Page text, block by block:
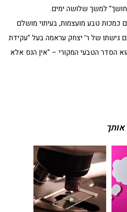
חושך" למשך שלושה ימים.
כמכות טבע מועצמות, בעיתוי מושלם
גישתו של ר' יצחק עראמה בעל "עקידת
הסדר הטבעי המקורי – "אין הנס אלא